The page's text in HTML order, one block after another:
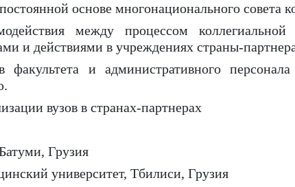
основе многонационального совета
между процессом
и действиями в учреждениях страны-
и административного
вузов в странах-партнерах
Грузия
университет, Тбилиси, Грузия